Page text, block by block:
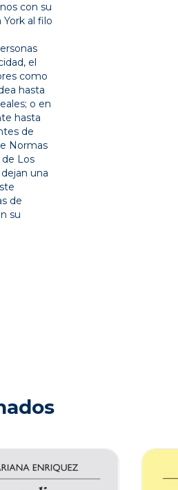
con su
al filo
el
como
hasta
o en
hasta
de
Normas
Los
una
de
su